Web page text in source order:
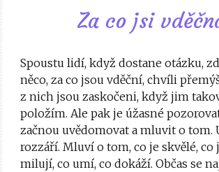
Za co jsi
Spoustu lidí, když dostane otázku,
něco, za co jsou vděční, chvíli
z nich jsou zaskočeni, když jim
položím. Ale pak je úžasné
začnou uvědomovat a mluvit o tom.
rozzáří. Mluví o tom, co je skvělé, co
milují, co umí, co dokáží. Občas se